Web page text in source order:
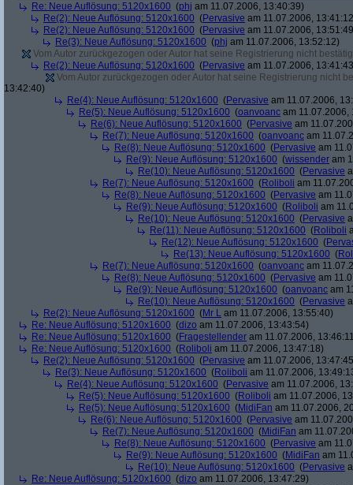
Re: Neue Auflösung: 5120x1600 (phj am 11.07.2006, 13:40:39)
Re(2): Neue Auflösung: 5120x1600 (Pervasive am 11.07.2006,
Re(2): Neue Auflösung: 5120x1600 (Pervasive am 11.07.2006,
Re(3): Neue Auflösung: 5120x1600 (phj am 11.07.2006, 13:52:12)
Vom Autor zurückgezogen oder Autor hat seine Registrierung nicht
Re(2): Neue Auflösung: 5120x1600 (Pervasive am 11.07.2006,
Vom Autor zurückgezogen oder Autor hat seine Registrierung nicht
13:42:40)
Re(4): Neue Auflösung: 5120x1600 (Pervasive am 11.07.2006,
Re(5): Neue Auflösung: 5120x1600 (oanvoanc am 11.07.2006,
Re(6): Neue Auflösung: 5120x1600 (Pervasive am
Re(7): Neue Auflösung: 5120x1600 (oanvoanc am
Re(8): Neue Auflösung: 5120x1600 (Pervasive am
Re(9): Neue Auflösung: 5120x1600 (wissender am
Re(10): Neue Auflösung: 5120x1600 (Pervasive
Re(7): Neue Auflösung: 5120x1600 (Roliboli am
Re(8): Neue Auflösung: 5120x1600 (Pervasive am
Re(9): Neue Auflösung: 5120x1600 (Roliboli am
Re(10): Neue Auflösung: 5120x1600 (Pervasive
Re(11): Neue Auflösung: 5120x1600 (Roliboli
Re(12): Neue Auflösung: 5120x1600 (
Re(13): Neue Auflösung: 5120x1600 (
Re(7): Neue Auflösung: 5120x1600 (oanvoanc am
Re(8): Neue Auflösung: 5120x1600 (Pervasive am
Re(9): Neue Auflösung: 5120x1600 (oanvoanc am
Re(10): Neue Auflösung: 5120x1600 (Pervasive
Re(2): Neue Auflösung: 5120x1600 (Mr L am 11.07.2006, 13:55:40)
Re: Neue Auflösung: 5120x1600 (dizo am 11.07.2006, 13:43:54)
Re: Neue Auflösung: 5120x1600 (Fragestellender am 11.07.2006,
Re: Neue Auflösung: 5120x1600 (Roliboli am 11.07.2006, 13:47:18)
Re(2): Neue Auflösung: 5120x1600 (Pervasive am 11.07.2006,
Re(3): Neue Auflösung: 5120x1600 (Roliboli am 11.07.2006,
Re(4): Neue Auflösung: 5120x1600 (Pervasive am 11.07.2006,
Re(5): Neue Auflösung: 5120x1600 (Roliboli am 11.07.2006,
Re(5): Neue Auflösung: 5120x1600 (MidiFan am 11.07.2006,
Re(6): Neue Auflösung: 5120x1600 (Pervasive am
Re(7): Neue Auflösung: 5120x1600 (MidiFan am
Re(8): Neue Auflösung: 5120x1600 (Pervasive am
Re(9): Neue Auflösung: 5120x1600 (MidiFan am
Re(10): Neue Auflösung: 5120x1600 (Pervasive
Re: Neue Auflösung: 5120x1600 (dizo am 11.07.2006, 13:47:29)